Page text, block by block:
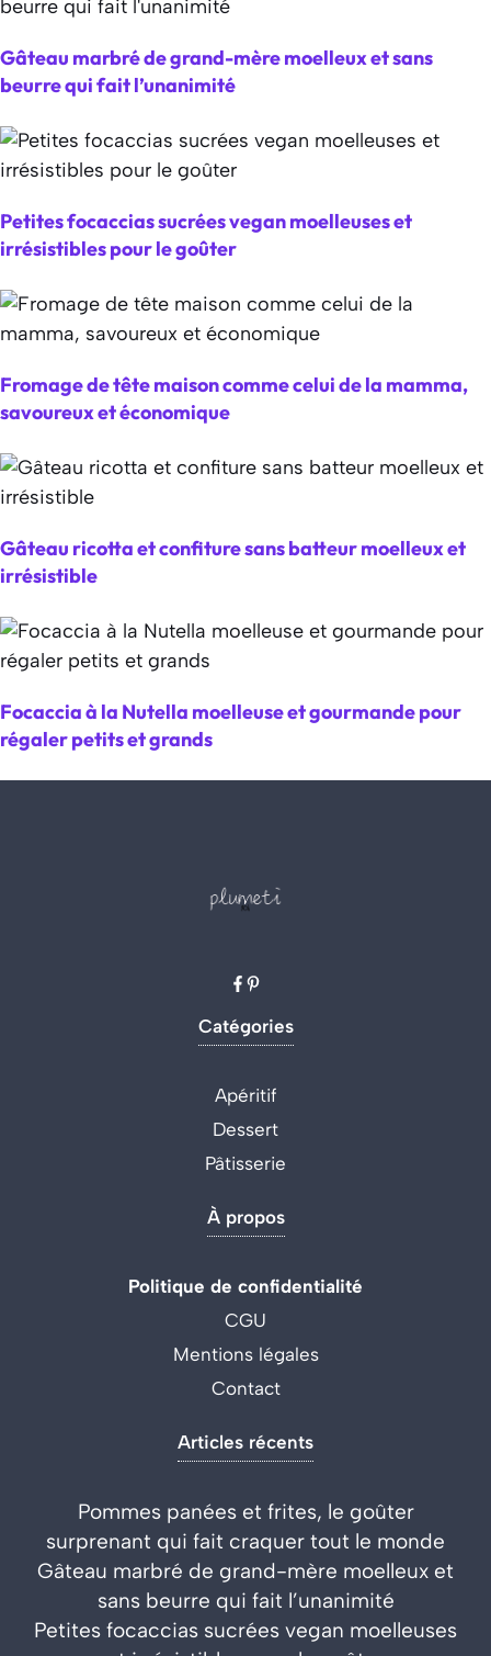
Gâteau marbré de grand-mère moelleux et sans
beurre qui fait l’unanimité
Petites focaccias sucrées vegan moelleuses et
irrésistibles pour le goûter
Fromage de tête maison comme celui de la mamma,
savoureux et économique
Gâteau ricotta et confiture sans batteur moelleux et
irrésistible
Focaccia à la Nutella moelleuse et gourmande pour
régaler petits et grands
Catégories
Apéritif
Dessert
Pâtisserie
À propos
Politique de confidentialité
CGU
Mentions légales
Contact
Articles récents
Pommes panées et frites, le goûter
surprenant qui fait craquer tout le monde
Gâteau marbré de grand-mère moelleux et
sans beurre qui fait l’unanimité
Petites focaccias sucrées vegan moelleuses